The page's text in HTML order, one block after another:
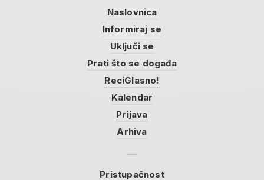
Naslovnica
Informiraj se
Uključi se
Prati što se događa
ReciGlasno!
Kalendar
Prijava
Arhiva
Pristupačnost